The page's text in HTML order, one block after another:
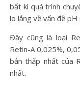
bất kì quá trình
lo lắng về vấn đề
Đây cũng là loại
Retin-A 0,025%,
bản thấp nhất của
nhất.